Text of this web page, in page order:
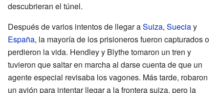
descubrieran el túnel.
Después de varios intentos de llegar aSuiza, Sueciay
España, la mayoría de los prisioneros fueron capturados o
perdieron la vida. Hendley y Blythe tomaron un tren y
tuvieron que saltar en marcha al darse cuenta de que un
agente especial revisaba los vagones. Más tarde, robaron
un avión para intentar llegar a la frontera suiza, pero la